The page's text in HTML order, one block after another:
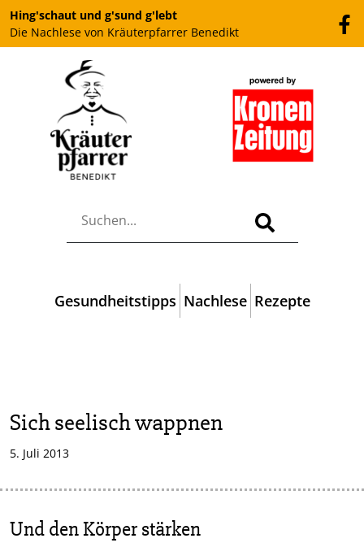
Hing'schaut und g'sund g'lebt
Die Nachlese von Kräuterpfarrer Benedikt
Gesundheitstipps Nachlese Rezepte
Sich seelisch wappnen
5. Juli 2013
Und den Körper stärken